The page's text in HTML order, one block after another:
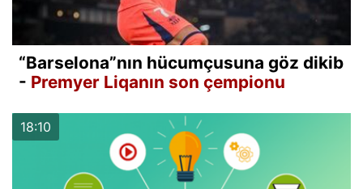
“Barselona”nın hücumçusuna göz dikib
- Premyer Liqanın son çempionu
18:10